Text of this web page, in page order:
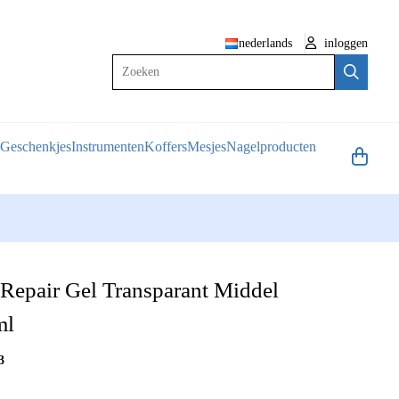
nederlands
inloggen
GeschenkjesInstrumentenKoffersMesjesNagelproducten
Gel Transparant Middel